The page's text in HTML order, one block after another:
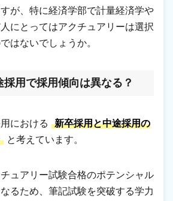
が、特に経済学部で計量経済学や
にとってはアクチュアリーは選択
はないでしょうか。
採用で採用傾向は異なる？
における
新卒採用と中途採用の
と考えています。
ュアリー試験合格のポテンシャル
るため、筆記試験を突破する学力